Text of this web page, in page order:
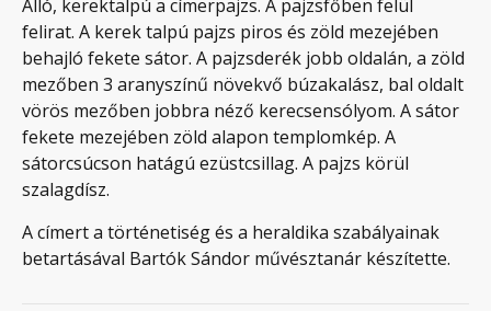
Álló, kerektalpú a címerpajzs. A pajzsfőben felül
felirat. A kerek talpú pajzs piros és zöld mezejében
behajló fekete sátor. A pajzsderék jobb oldalán, a zöld
mezőben 3 aranyszínű növekvő búzakalász, bal oldalt
vörös mezőben jobbra néző kerecsensólyom. A sátor
fekete mezejében zöld alapon templomkép. A
sátorcsúcson hatágú ezüstcsillag. A pajzs körül
szalagdísz.
A címert a történetiség és a heraldika szabályainak
betartásával Bartók Sándor művésztanár készítette.